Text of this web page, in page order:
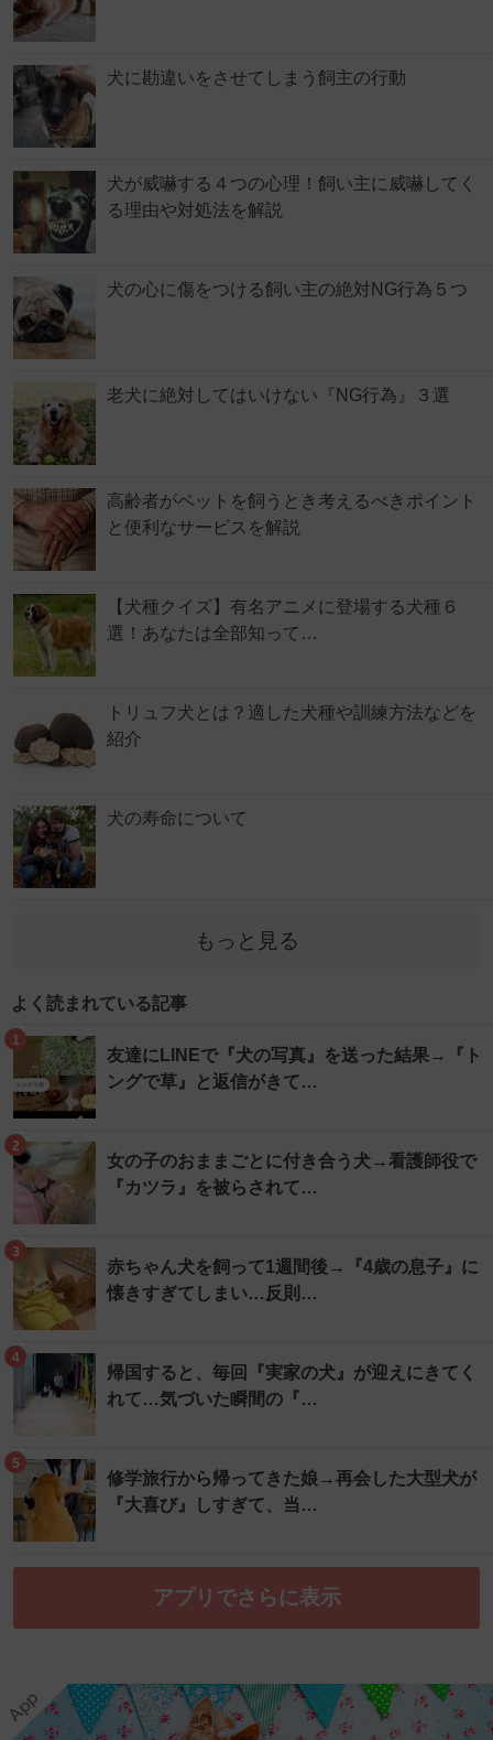
犬に勘違いをさせてしまう飼主の行動
犬が威嚇する４つの心理！飼い主に威嚇してく
る理由や対処法を解説
犬の心に傷をつける飼い主の絶対NG行為５つ
老犬に絶対してはいけない『NG行為』３選
高齢者がペットを飼うとき考えるべきポイント
と便利なサービスを解説
【犬種クイズ】有名アニメに登場する犬種６
選！あなたは全部知って…
トリュフ犬とは？適した犬種や訓練方法などを
紹介
犬の寿命について
もっと見る
よく読まれている記事
1
友達にLINEで『犬の写真』を送った結果→『ト
ングで草』と返信がきて…
2
女の子のおままごとに付き合う犬→看護師役で
『カツラ』を被らされて…
3
赤ちゃん犬を飼って1週間後→『4歳の息子』に
懐きすぎてしまい…反則…
4
帰国すると、毎回『実家の犬』が迎えにきてく
れて…気づいた瞬間の『…
5
修学旅行から帰ってきた娘→再会した大型犬が
『大喜び』しすぎて、当…
アプリでさらに表示